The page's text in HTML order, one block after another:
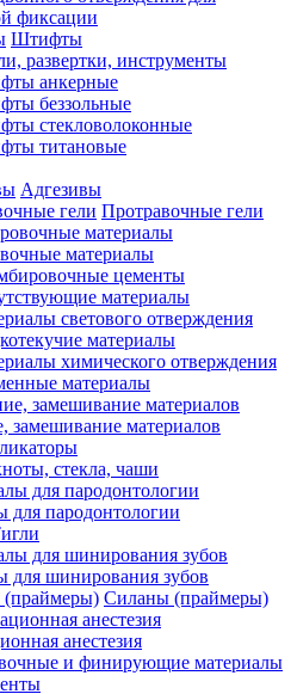
фиксации
Штифты
развертки, инструменты
анкерные
беззольные
стекловолоконные
титановые
Адгезивы
Протравочные гели
материалы
цементы
материалы
светового отверждения
материалы
химического отверждения
материалы
замешивание материалов
стекла, чаши
для пародонтологии
для шинирования зубов
Силаны (праймеры)
анестезия